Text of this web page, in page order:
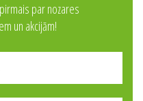
par nozares
un akcijām!